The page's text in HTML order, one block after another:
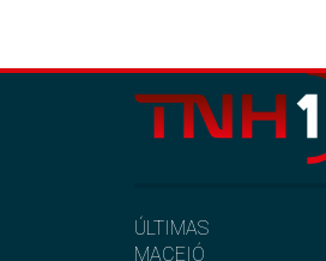
ÚLTIMAS
MACEIÓ